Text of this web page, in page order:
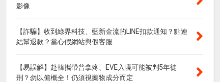
影像
【詐騙】收到綠界科技、藍新金流的LINE扣款通知？點連
結幫退款？當心假網站與假客服
【易誤解】赴韓攜帶普拿疼、EVE入境可能被判5年徒
刑？勿以偏概全！仍須視藥物成分而定